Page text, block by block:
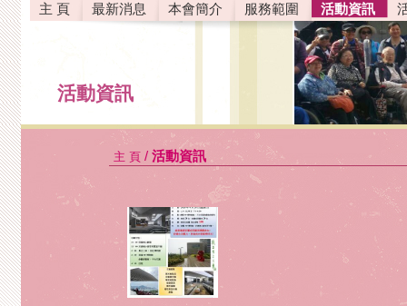
主 頁 最新消息 本會簡介 服務範圍 活動資訊
活動資訊
主 頁 / 活動資訊